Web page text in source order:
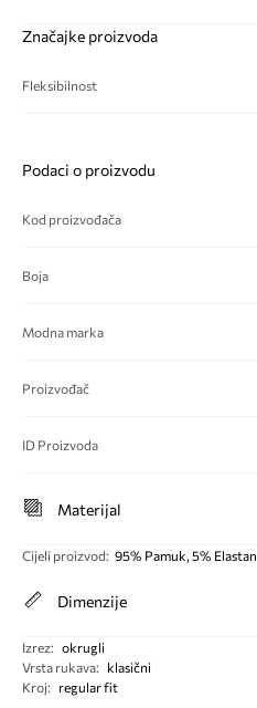
Značajke proizvoda
Fleksibilnost
Podaci o proizvodu
Kod proizvođača
Boja
Modna marka
Proizvođač
ID Proizvoda
Materijal
Cijeli proizvod: 95% Pamuk, 5% Elastan
Dimenzije
Izrez: okrugli
Vrsta rukava:
klasični
Kroj: regular fit